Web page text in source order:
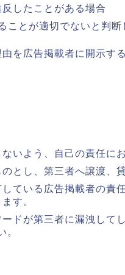
したことがある場合
ことが適切でないと判断
を広告掲載者に開示す
いよう、自己の責任に
とし、第三者へ譲渡、
ている広告掲載者の責
す。
ドが第三者に漏洩して
。